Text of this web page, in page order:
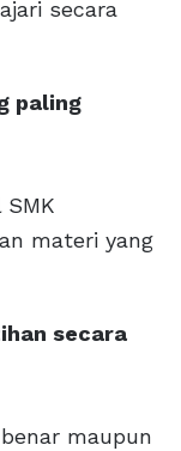
secara
paling
materi yang
secara
maupun